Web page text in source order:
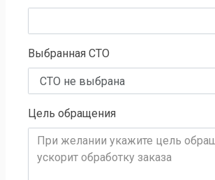
Выбранная СТО
Цель обращения